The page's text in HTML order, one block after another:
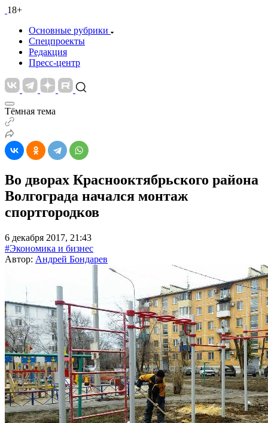
18+
Основные рубрики
Спецпроекты
Редакция
Пресс-центр
Тёмная тема
Во дворах Краснооктябрьского района
Волгограда начался монтаж
спортгородков
6 декабря 2017, 21:43
#Экономика и бизнес
Автор: Андрей Бондарев